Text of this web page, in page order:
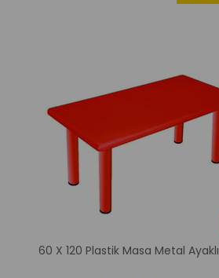
60 X 120 Plastik Masa Metal Ayaklı